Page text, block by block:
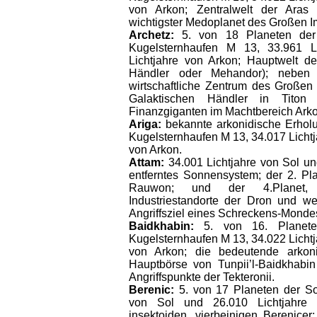
von Arkon; Zentralwelt der Aras
wichtigster Medoplanet des Großen
Archetz:5. von 18 Planeten
Kugelsternhaufen M 13, 33.961
Lichtjahre von Arkon; Hauptwelt
Händler oder Mehandor);
wirtschaftliche Zentrum des
Galaktischen Händler in
Finanzgiganten im Machtbereich
Ariga: bekannte arkonidische
Kugelsternhaufen M 13, 34.017
von Arkon.
Attam: 34.001 Lichtjahre von Sol
entferntes Sonnensystem; der 2.
Rauwon; und der
Industriestandorte der Dron und
Angriffsziel eines Schreckens-
Baidkhabin: 5. von 16.
Kugelsternhaufen M 13, 34.022
von Arkon; die bedeutende
Hauptbörse von Tunpii’l-
Angriffspunkte der Tekteronii.
Berenic: 5. von 17 Planeten der
von Sol und 26.010 Lichtjahre